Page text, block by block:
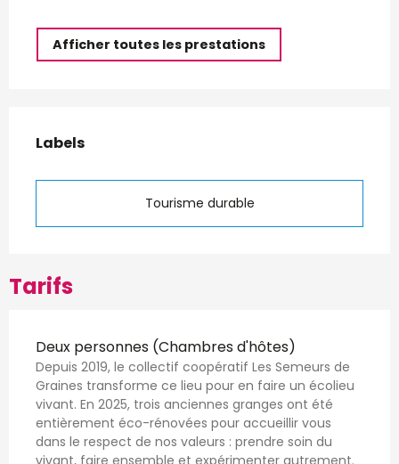
Afficher toutes les prestations
Offres de prestations
Labels
Labels
Tourisme durable
Tarifs
Tarifs 2026
Deux personnes (Chambres d'hôtes)
Depuis 2019, le collectif coopératif Les Semeurs de
Graines transforme ce lieu pour en faire un écolieu
vivant. En 2025, trois anciennes granges ont été
entièrement éco-rénovées pour accueillir vous
dans le respect de nos valeurs : prendre soin du